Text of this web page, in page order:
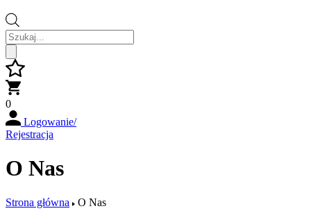
Wyszukiwarka
produktów
0
Logowanie/
Rejestracja
O Nas
Strona główna O Nas